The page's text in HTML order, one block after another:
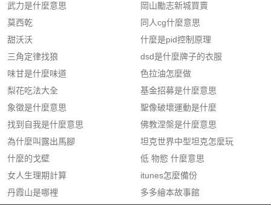
武力是什麼意思
莫西乾
甜沃沃
三角定律找狼
味甘是什麼味道
梨花吃法大全
象徵是什麼意思
找到自我是什麼意思
為什麼叫露出馬腳
什麼的戈壁
女人生理期計算
丹霞山是哪裡
岡山勵志新城買賣
同人cg什麼意思
什麼是pid控制原理
dsd是什麼牌子的衣服
色拉油怎麼做
基金招募是什麼意思
聖像破壞運動是什麼
佛教涅槃是什麼意思
坦克世界中型坦克怎麼玩
低 物慾 什麼意思
itunes怎麼備份
多多繪本故事館